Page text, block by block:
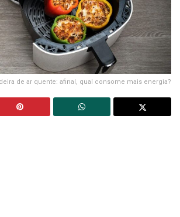
de ar quente: afinal, qual consome mais energia?